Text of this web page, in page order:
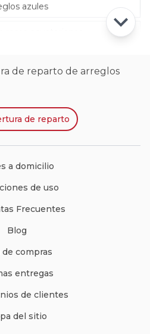
azules
de reparto de arreglos
de reparto
a domicilio
de uso
Frecuentes
Blog
de compras
entregas
de clientes
del sitio